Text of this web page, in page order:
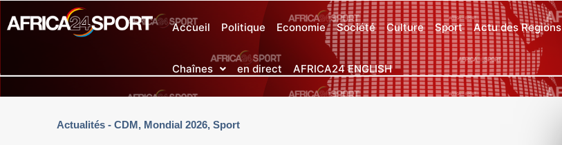
Accueil Politique Economie Société Culture Sport Actu des Regions
Chaînes en direct AFRICA24 ENGLISH
Actualités - CDM, Mondial 2026, Sport